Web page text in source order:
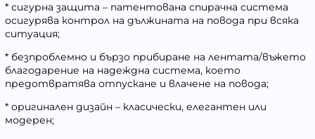
* сигурна защита – патентована спирачна система
осигурява контрол на дължината на повода при всяка
ситуация;
* безпроблемно и бързо прибиране на лентата/въжето
благодарение на надеждна система, което
предотвратява отпускане и влачене на повода;
* оригинален дизайн – класически, елегантен или
модерен;